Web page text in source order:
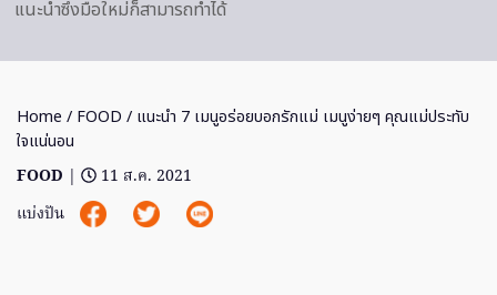
แนะนำซึ่งมือใหม่ก็สามารถทำได้
Home / FOOD / แนะนำ 7 เมนูอร่อยบอกรักแม่ เมนูง่ายๆ คุณแม่ประทับ
ใจแน่นอน
FOOD |
11 ส.ค. 2021
แบ่งปัน